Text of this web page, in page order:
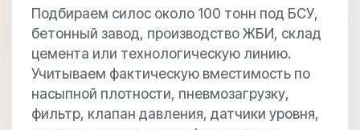
Подбираем силос около 100 тонн под БСУ,
бетонный завод, производство ЖБИ, склад
цемента или технологическую линию.
Учитываем фактическую вместимость по
насыпной плотности, пневмозагрузку,
фильтр, клапан давления, датчики уровня,